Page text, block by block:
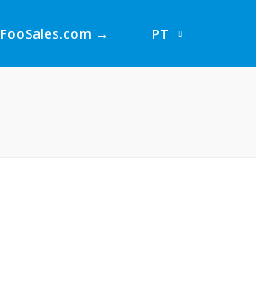
FooSales.com → PT